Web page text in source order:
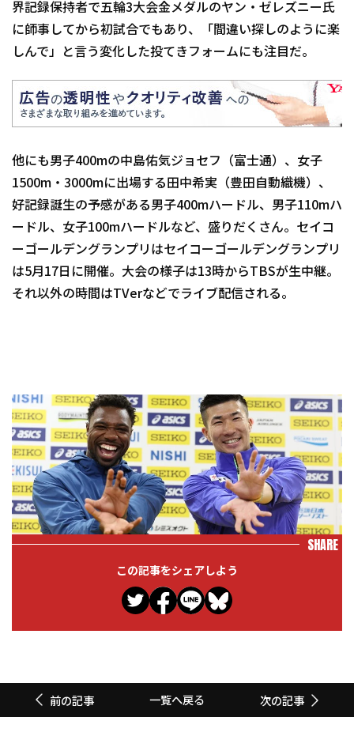
界記録保持者で五輪3大会金メダルのヤン・ゼレズニー氏
に師事してから初試合でもあり、「間違い探しのように楽
しんで」と言う変化した投てきフォームにも注目だ。
他にも男子400mの中島佑気ジョセフ（富士通）、女子
1500m・3000mに出場する田中希実（豊田自動織機）、
好記録誕生の予感がある男子400mハードル、男子110mハ
ードル、女子100mハードルなど、盛りだくさん。セイコ
ーゴールデングランプリはセイコーゴールデングランプリ
は5月17日に開催。大会の様子は13時からTBSが生中継。
それ以外の時間はTVerなどでライブ配信される。
SHARE
この記事をシェアしよう
前の記事 一覧へ戻る 次の記事